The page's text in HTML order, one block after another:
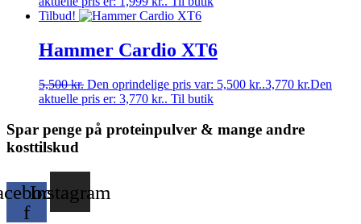
Tilbud!
Hammer Cardio XT6
5,500kr. Den oprindelige pris var: 5,500 kr..3,770 kr.Den
aktuelle pris er: 3,770 kr.. Til butik
Spar penge på proteinpulver & mange andre
kosttilskud
f
Instagram